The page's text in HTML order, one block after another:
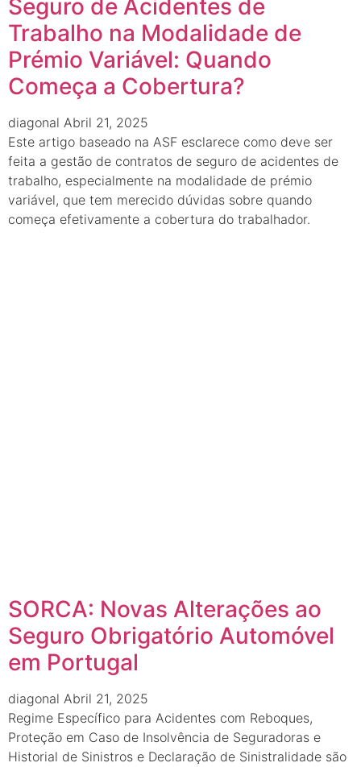
Seguro de Acidentes de
Trabalho na Modalidade de
Prémio Variável: Quando
Começa a Cobertura?
diagonal Abril 21, 2025
Este artigo baseado na ASF esclarece como deve ser
feita a gestão de contratos de seguro de acidentes de
trabalho, especialmente na modalidade de prémio
variável, que tem merecido dúvidas sobre quando
começa efetivamente a cobertura do trabalhador.
SORCA: Novas Alterações ao
Seguro Obrigatório Automóvel
em Portugal
diagonal Abril 21, 2025
Regime Específico para Acidentes com Reboques,
Proteção em Caso de Insolvência de Seguradoras e
Historial de Sinistros e Declaração de Sinistralidade são